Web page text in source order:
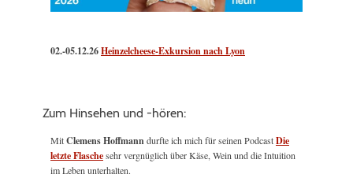
02.-05.12.26Heinzelcheese-Exkursion nach Lyon
Zum Hinsehen und -hören:
MitClemens Hoffmanndurfte ich mich für seinen PodcastDie
letzte Flaschesehr vergnüglich über Käse, Wein und die Intuition
im Leben unterhalten.